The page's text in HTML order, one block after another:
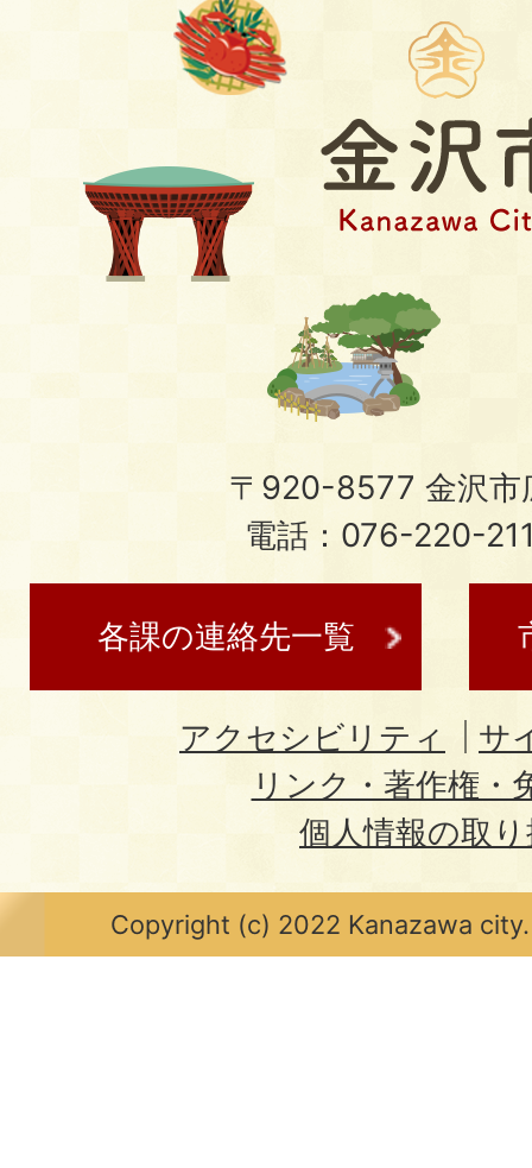
〒920-8577 金沢市
電話：076-220-
各課の連絡先一覧
アクセシビリティ
サ
リンク・著作権・
個人情報の取
Copyright (c) 2022 Kanazawa